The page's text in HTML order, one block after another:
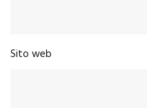
Sito web